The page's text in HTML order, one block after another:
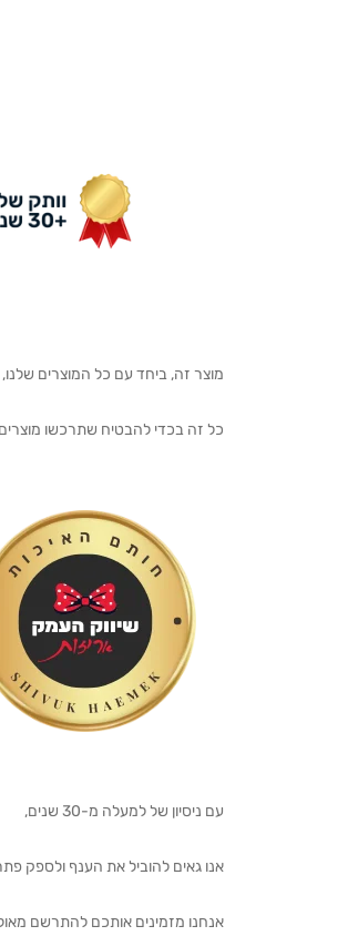
מוצר זה, ביחד עם כל המוצרים
כל זה בכדי להבטיח שתרכשו
עם ניסיון של למעלה מ-30 שנים,
אנו גאים להוביל את הענף ולספק